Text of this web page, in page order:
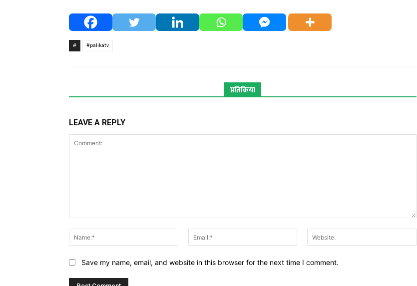
# #palikatv
प्रतिक्रिया
LEAVE A REPLY
Name:*
Email:*
Save my name, email, and website in this browser for the next time I comment.